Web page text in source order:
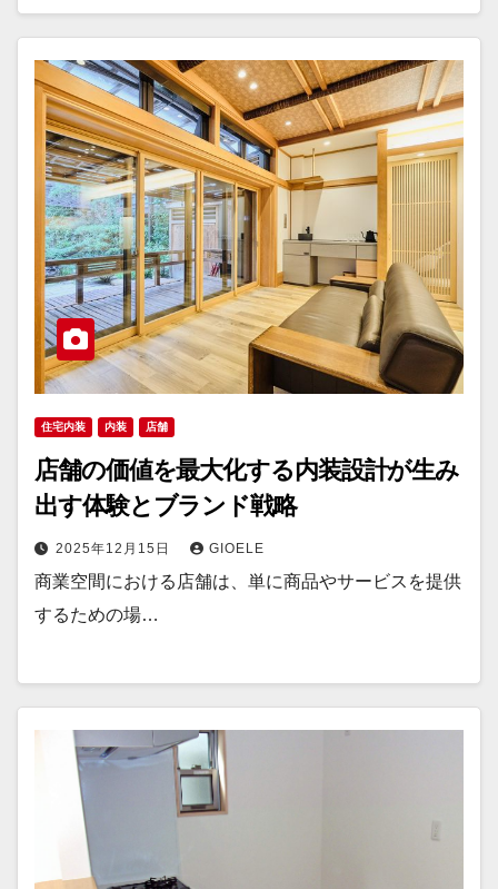
住宅内装 内装 店舗
店舗の価値を最大化する内装設計が生み
出す体験とブランド戦略
2025年12月15日 GIOELE
商業空間における店舗は、単に商品やサービスを提供
するための場…